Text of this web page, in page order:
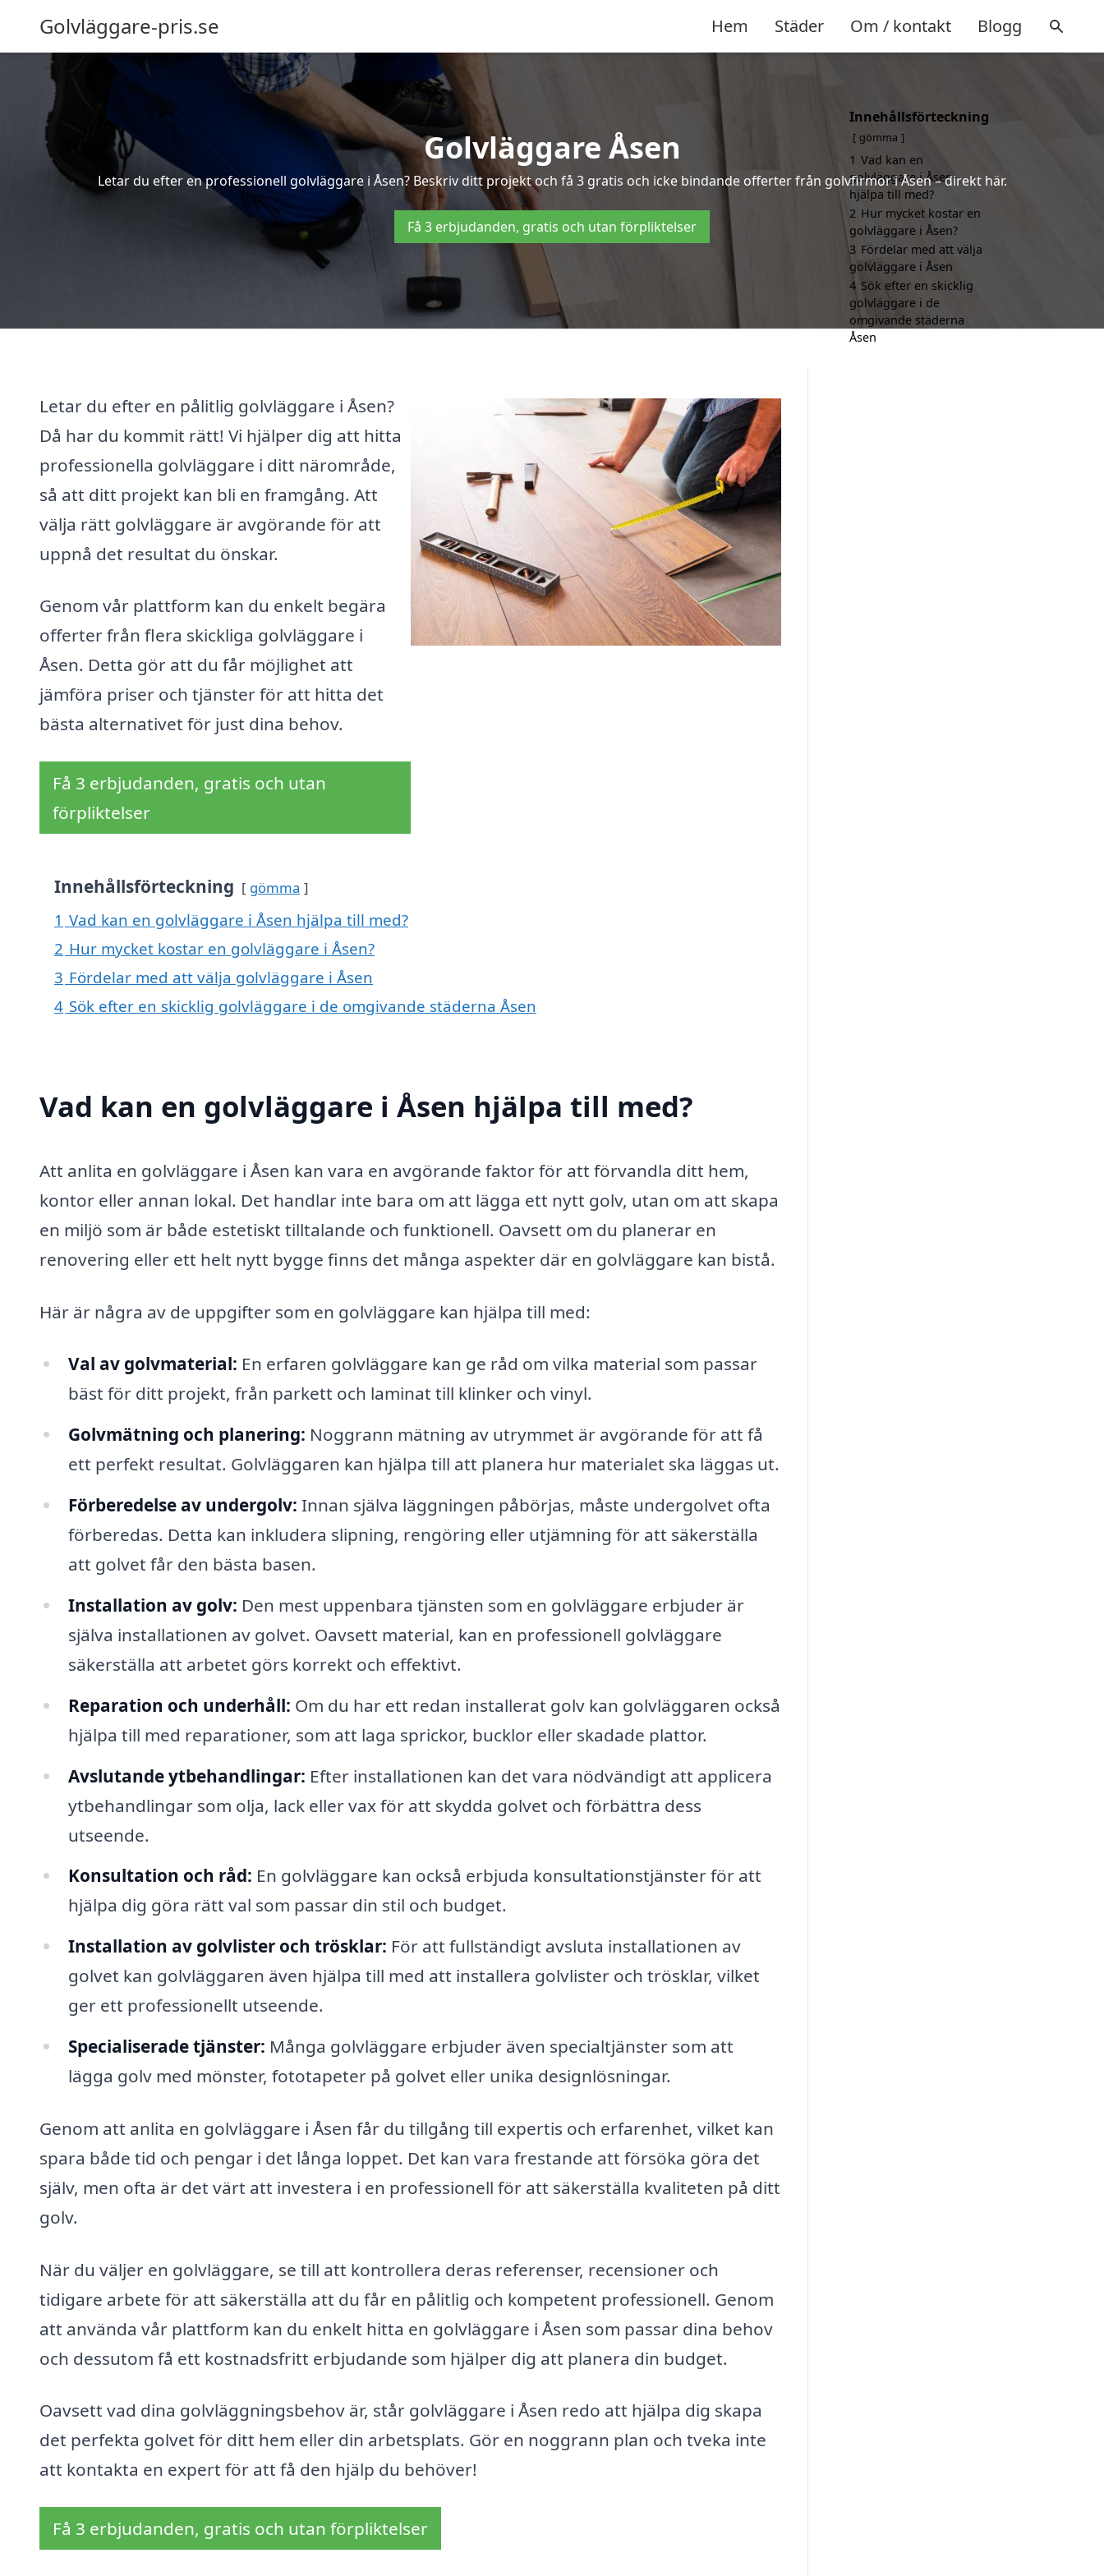
Golvläggare-pris.se Hem Städer Om / kontakt Blogg
Golvläggare Åsen
Letar du efter en professionell golvläggare i Åsen? Beskriv ditt projekt och få 3 gratis och icke bindande offerter från golvfirmor i Åsen – direkt här.
Få 3 erbjudanden, gratis och utan förpliktelser
Letar du efter en pålitlig golvläggare i Åsen?
Då har du kommit rätt! Vi hjälper dig att hitta
professionella golvläggare i ditt närområde,
så att ditt projekt kan bli en framgång. Att
välja rätt golvläggare är avgörande för att
uppnå det resultat du önskar.
Genom vår plattform kan du enkelt begära
offerter från flera skickliga golvläggare i
Åsen. Detta gör att du får möjlighet att
jämföra priser och tjänster för att hitta det
bästa alternativet för just dina behov.
Få 3 erbjudanden, gratis och utan
förpliktelser
Innehållsförteckning gömma
1 Vad kan en golvläggare i Åsen hjälpa till med?
2 Hur mycket kostar en golvläggare i Åsen?
3 Fördelar med att välja golvläggare i Åsen
4 Sök efter en skicklig golvläggare i de omgivande städerna Åsen
Vad kan en golvläggare i Åsen hjälpa till med?
Att anlita en golvläggare i Åsen kan vara en avgörande faktor för att förvandla ditt hem,
kontor eller annan lokal. Det handlar inte bara om att lägga ett nytt golv, utan om att skapa
en miljö som är både estetiskt tilltalande och funktionell. Oavsett om du planerar en
renovering eller ett helt nytt bygge finns det många aspekter där en golvläggare kan bistå.
Här är några av de uppgifter som en golvläggare kan hjälpa till med:
Val av golvmaterial: En erfaren golvläggare kan ge råd om vilka material som passar
bäst för ditt projekt, från parkett och laminat till klinker och vinyl.
Golvmätning och planering: Noggrann mätning av utrymmet är avgörande för att få
ett perfekt resultat. Golvläggaren kan hjälpa till att planera hur materialet ska läggas ut.
Förberedelse av undergolv: Innan själva läggningen påbörjas, måste undergolvet ofta
förberedas. Detta kan inkludera slipning, rengöring eller utjämning för att säkerställa
att golvet får den bästa basen.
Installation av golv: Den mest uppenbara tjänsten som en golvläggare erbjuder är
själva installationen av golvet. Oavsett material, kan en professionell golvläggare
säkerställa att arbetet görs korrekt och effektivt.
Reparation och underhåll: Om du har ett redan installerat golv kan golvläggaren också
hjälpa till med reparationer, som att laga sprickor, bucklor eller skadade plattor.
Avslutande ytbehandlingar: Efter installationen kan det vara nödvändigt att applicera
ytbehandlingar som olja, lack eller vax för att skydda golvet och förbättra dess
utseende.
Konsultation och råd: En golvläggare kan också erbjuda konsultationstjänster för att
hjälpa dig göra rätt val som passar din stil och budget.
Installation av golvlister och trösklar: För att fullständigt avsluta installationen av
golvet kan golvläggaren även hjälpa till med att installera golvlister och trösklar, vilket
ger ett professionellt utseende.
Specialiserade tjänster: Många golvläggare erbjuder även specialtjänster som att
lägga golv med mönster, fototapeter på golvet eller unika designlösningar.
Genom att anlita en golvläggare i Åsen får du tillgång till expertis och erfarenhet, vilket kan
spara både tid och pengar i det långa loppet. Det kan vara frestande att försöka göra det
själv, men ofta är det värt att investera i en professionell för att säkerställa kvaliteten på ditt
golv.
När du väljer en golvläggare, se till att kontrollera deras referenser, recensioner och
tidigare arbete för att säkerställa att du får en pålitlig och kompetent professionell. Genom
att använda vår plattform kan du enkelt hitta en golvläggare i Åsen som passar dina behov
och dessutom få ett kostnadsfritt erbjudande som hjälper dig att planera din budget.
Oavsett vad dina golvläggningsbehov är, står golvläggare i Åsen redo att hjälpa dig skapa
det perfekta golvet för ditt hem eller din arbetsplats. Gör en noggrann plan och tveka inte
att kontakta en expert för att få den hjälp du behöver!
Få 3 erbjudanden, gratis och utan förpliktelser
Innehållsförteckning
gömma
1 Vad kan en
golvläggare i Åsen
hjälpa till med?
2 Hur mycket kostar en
golvläggare i Åsen?
3 Fördelar med att välja
golvläggare i Åsen
4 Sök efter en skicklig
golvläggare i de
omgivande städerna
Åsen